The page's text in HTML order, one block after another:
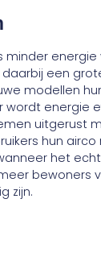
energie
een
modellen
energie
uitgerust
hun airco
het echt
bewoners
zijn.